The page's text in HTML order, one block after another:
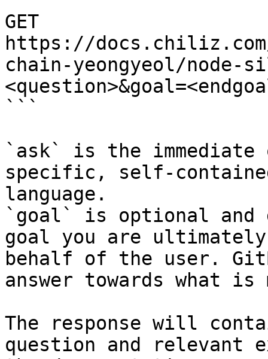
GET
https://
chain-yeongyeol/node-
```
`ask` is the
specific, self-
language.
`goal` is optional and
goal you are
behalf of the user.
answer towards what
The response will
question and relevant